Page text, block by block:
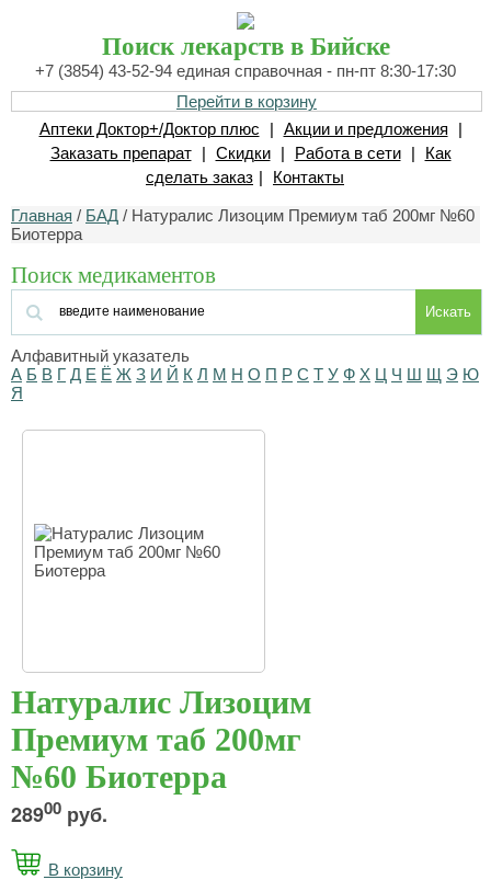
Поиск лекарств в Бийске
+7 (3854) 43-52-94 единая справочная - пн-пт 8:30-17:30
Перейти в корзину
Аптеки Доктор+/Доктор плюс
| Акции и предложения
|
Заказать препарат
| Скидки | Работа в сети |
Как
сделать заказ | Контакты
Главная / БАД / Натуралис Лизоцим Премиум таб 200мг №60
Биотерра
Поиск медикаментов
Искать
Алфавитный указатель
А Б В Г Д Е Ё Ж З И Й К Л М Н О П Р С Т У Ф Х Ц Ч Ш Щ Э Ю
Я
Натуралис Лизоцим
Премиум таб 200мг
№60 Биотерра
28900 руб.
В корзину